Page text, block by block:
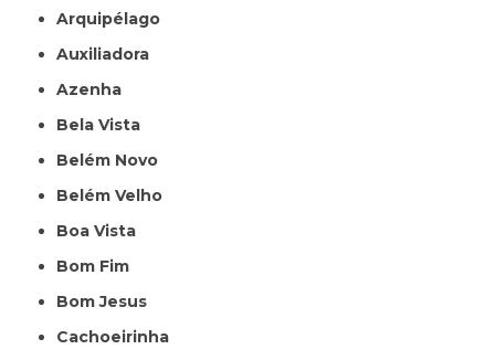
Arquipélago
Auxiliadora
Azenha
Bela Vista
Belém Novo
Belém Velho
Boa Vista
Bom Fim
Bom Jesus
Cachoeirinha